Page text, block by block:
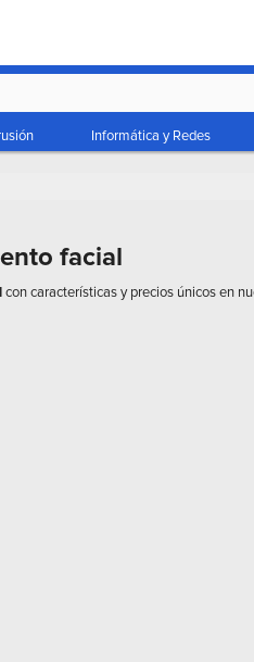
Informática y Redes
facial
con características y precios únicos en